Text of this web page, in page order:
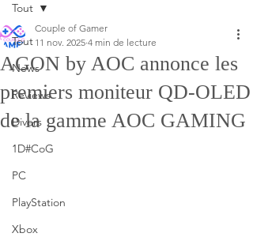
Tout
News
Reviews
Divers
1D#CoG
PC
PlayStation
Xbox
Tout
AGON by AOC annonce les
premiers moniteur QD-OLED
de la gamme AOC GAMING
Couple of Gamer
11 nov. 2025 4 min de lecture